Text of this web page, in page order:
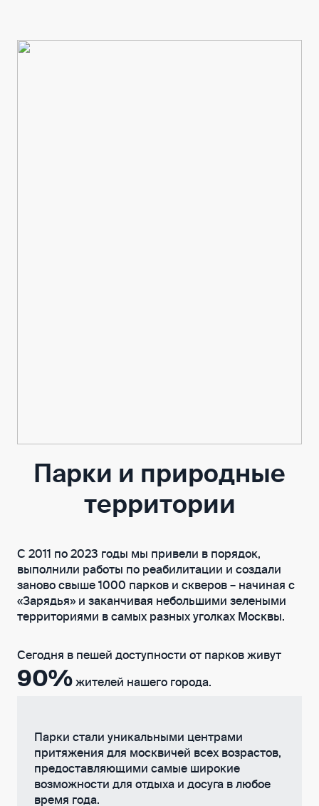
Парки и природные
территории
С 2011 по 2023 годы мы привели в порядок,
выполнили работы по реабилитации и создали
заново свыше 1000 парков и скверов – начиная с
«Зарядья» и заканчивая небольшими зелеными
территориями в самых разных уголках Москвы.
Сегодня в пешей доступности от парков живут
90% жителей нашего города.
Парки стали уникальными центрами
притяжения для москвичей всех возрастов,
предоставляющими самые широкие
возможности для отдыха и досуга в любое
время года.